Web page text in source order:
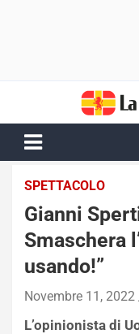
content
SPETTACOLO
Gianni
Smaschera
usando!”
Novembre 11, 2022
L’opinionista di